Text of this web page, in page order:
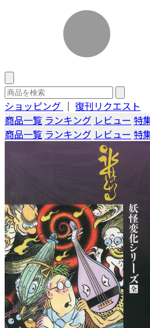
ショッピング ｜ 復刊リクエスト
商品一覧 ランキング レビュー 特
商品一覧 ランキング レビュー 特